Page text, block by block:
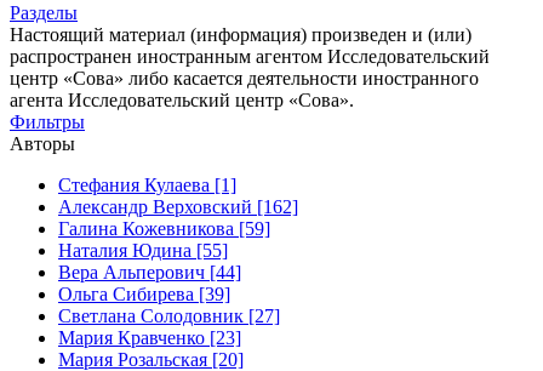
Разделы
Настоящий материал (информация) произведен и (или)
распространен иностранным агентом Исследовательский
центр «Сова» либо касается деятельности иностранного
агента Исследовательский центр «Сова».
Фильтры
Авторы
Стефания Кулаева [1]
Александр Верховский [162]
Галина Кожевникова [59]
Наталия Юдина [55]
Вера Альперович [44]
Ольга Сибирева [39]
Светлана Солодовник [27]
Мария Кравченко [23]
Мария Розальская [20]